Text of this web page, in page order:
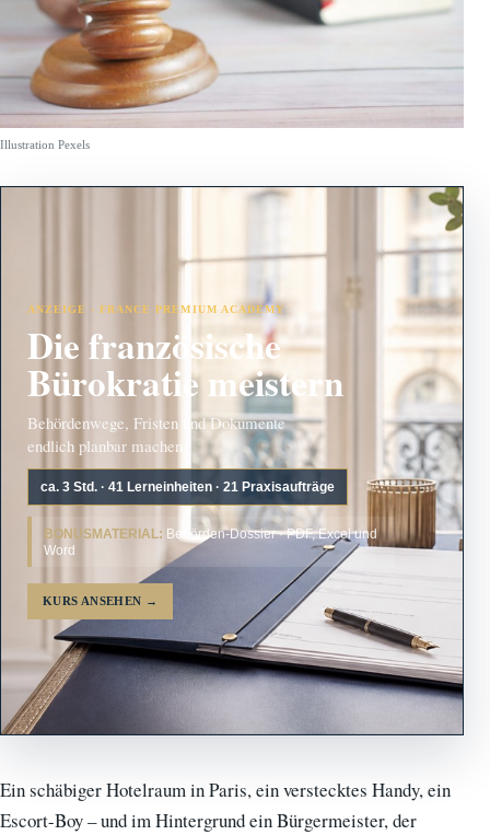
Illustration Pexels
ANZEIGE · FRANCE PREMIUM ACADEMY
Die französische
Bürokratie meistern
Behördenwege, Fristen und Dokumente
endlich planbar machen.
ca. 3 Std. · 41 Lerneinheiten · 21 Praxisaufträge
BONUSMATERIAL: Behörden-Dossier · PDF, Excel und
Word
KURS ANSEHEN →
Ein schäbiger Hotelraum in Paris, ein verstecktes Handy, ein
Escort-Boy – und im Hintergrund ein Bürgermeister, der